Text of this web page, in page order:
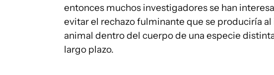
entonces muchos investigadores se han
evitar el rechazo fulminante que se produciría
animal dentro del cuerpo de una especie
largo plazo.